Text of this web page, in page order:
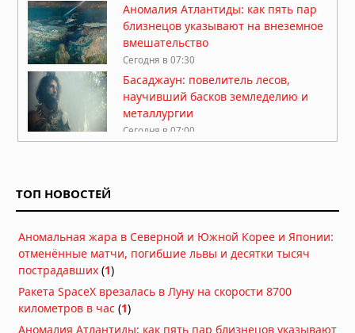
Аномалия Атлантиды: как пять пар
близнецов указывают на внеземное
вмешательство
Сегодня в 07:30
Басаджаун: повелитель лесов,
научивший басков земледелию и
металлургии
Сегодня в 07:00
звёздные врата: загадки ледяного
континента
Расшифрованный свиток рассказал
о последних часах Платона
ТОП НОВОСТЕЙ
Аномальная жара в Северной и Южной Корее и Японии:
отменённые матчи, погибшие львы и десятки тысяч
пострадавших (1)
Ракета SpaceX врезалась в Луну на скорости 8700
километров в час (1)
Аномалия Атлантиды: как пять пар близнецов указывают